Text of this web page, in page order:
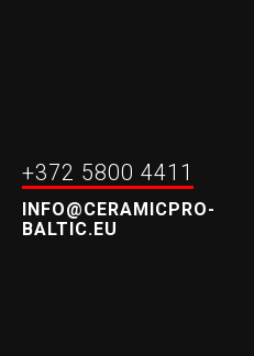
+372 5800 4411
INFO@CERAMICPRO-
BALTIC.EU